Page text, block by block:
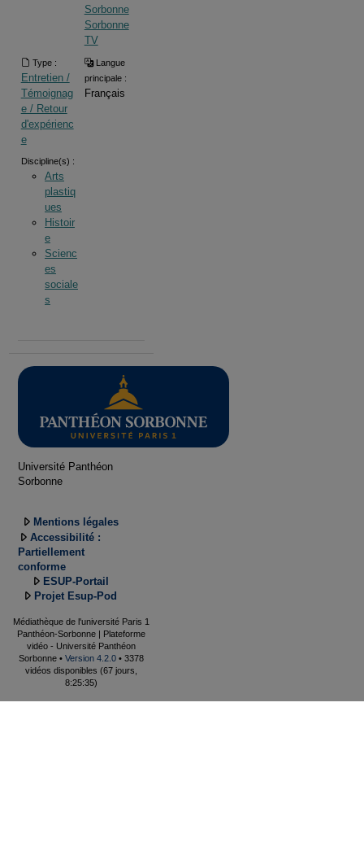
Sorbonne
Sorbonne
TV
Type :
Entretien /
Témoignag
e / Retour
d'expérienc
e
Langue
principale :
Français
Discipline(s) :
Arts
plastiq
ues
Histoir
e
Scienc
es
sociale
s
Université Panthéon
Sorbonne
Mentions légales
Accessibilité :
Partiellement
conforme
ESUP-Portail
Projet Esup-Pod
Médiathèque de l'université Paris 1
Panthéon-Sorbonne | Plateforme
vidéo - Université Panthéon
Sorbonne • Version 4.2.0 • 3378
vidéos disponibles (67 jours,
8:25:35)